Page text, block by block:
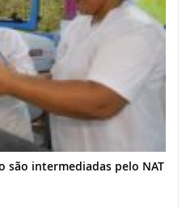
são intermediadas pelo NAT